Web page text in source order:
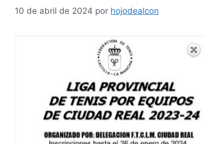
10 de abril de 2024 por hojodealcon